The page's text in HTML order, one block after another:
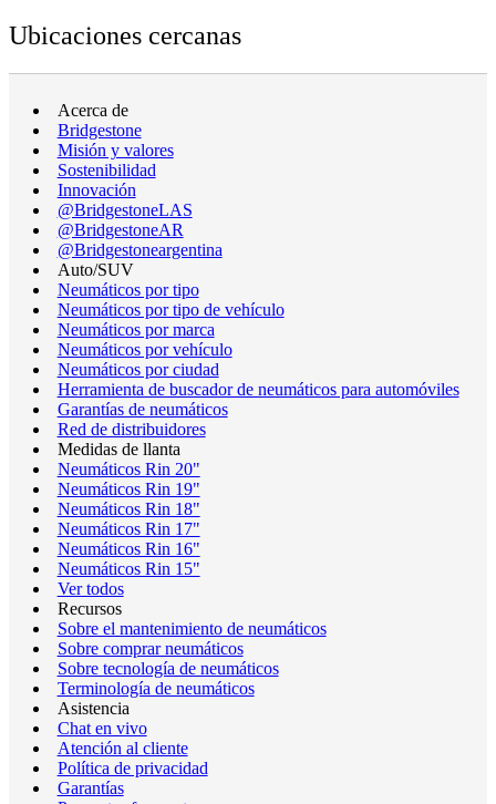
Ubicaciones cercanas
Acerca de
Bridgestone
Misión y valores
Sostenibilidad
Innovación
@BridgestoneLAS
@BridgestoneAR
@Bridgestoneargentina
Auto/SUV
Neumáticos por tipo
Neumáticos por tipo de vehículo
Neumáticos por marca
Neumáticos por vehículo
Neumáticos por ciudad
Herramienta de buscador de neumáticos para automóviles
Garantías de neumáticos
Red de distribuidores
Medidas de llanta
Neumáticos Rin 20"
Neumáticos Rin 19"
Neumáticos Rin 18"
Neumáticos Rin 17"
Neumáticos Rin 16"
Neumáticos Rin 15"
Ver todos
Recursos
Sobre el mantenimiento de neumáticos
Sobre comprar neumáticos
Sobre tecnología de neumáticos
Terminología de neumáticos
Asistencia
Chat en vivo
Atención al cliente
Política de privacidad
Garantías